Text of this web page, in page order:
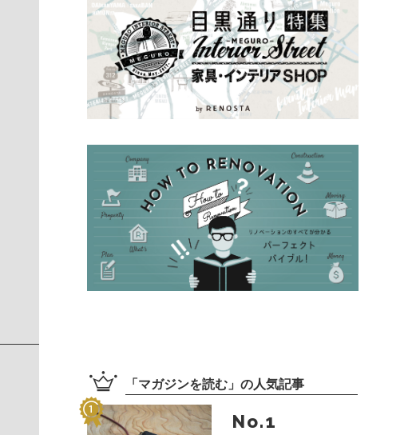
「 マガジンを読む 」の人気記事
No.